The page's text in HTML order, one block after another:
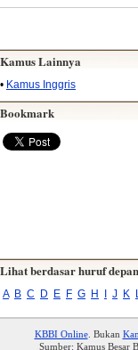
Kamus Lainnya
• Kamus Inggris
Bookmark
Lihat berdasar huruf
A B C D E F G H I J K L
KBBI Online. Bukan
Sumber: Kamus Besar